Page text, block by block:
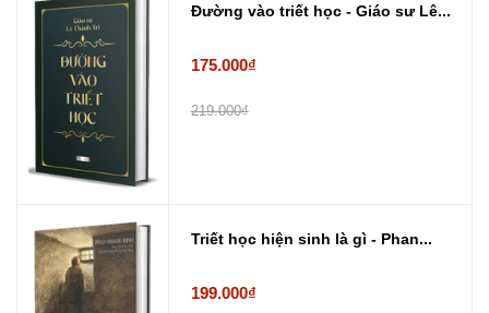
Đường vào triết học - Giáo sư Lê...
175.000₫
219.000₫
Triết học hiện sinh là gì - Phan...
199.000₫